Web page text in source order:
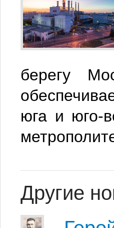
берегу
юга и юго-
Другие